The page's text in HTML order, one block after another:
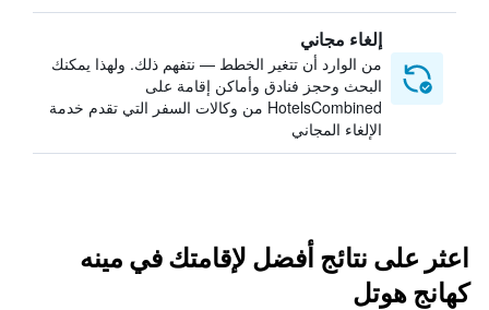
إلغاء مجاني
من الوارد أن تتغير الخطط — نتفهم ذلك. ولهذا يمكنك
البحث وحجز فنادق وأماكن إقامة على
HotelsCombined من وكالات السفر التي تقدم خدمة
الإلغاء المجاني
اعثر على نتائج أفضل لإقامتك في مينه
كهانج هوتل